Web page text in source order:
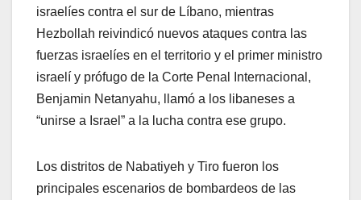
israelíes contra el sur de Líbano, mientras
Hezbollah reivindicó nuevos ataques contra las
fuerzas israelíes en el territorio y el primer ministro
israelí y prófugo de la Corte Penal Internacional,
Benjamin Netanyahu, llamó a los libaneses a
“unirse a Israel” a la lucha contra ese grupo.
Los distritos de Nabatiyeh y Tiro fueron los
principales escenarios de bombardeos de las